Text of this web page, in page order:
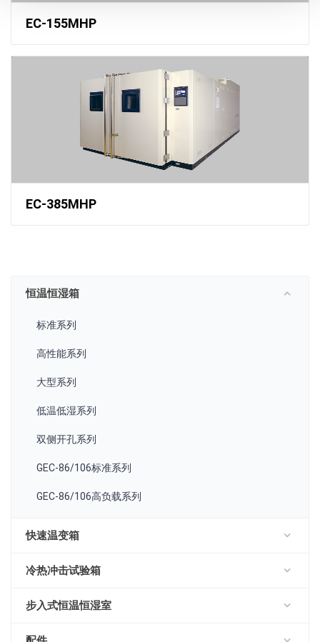
EC-155MHP
EC-385MHP
恒温恒湿箱
标准系列
高性能系列
大型系列
低温低湿系列
双侧开孔系列
GEC-86/106标准系列
GEC-86/106高负载系列
快速温变箱
冷热冲击试验箱
步入式恒温恒湿室